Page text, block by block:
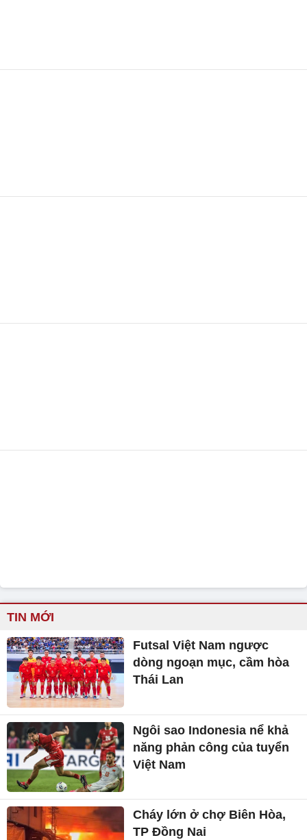
TIN MỚI
Futsal Việt Nam ngược
dòng ngoạn mục, cầm hòa
Thái Lan
Ngôi sao Indonesia nể khả
năng phản công của tuyển
Việt Nam
Cháy lớn ở chợ Biên Hòa,
TP Đồng Nai